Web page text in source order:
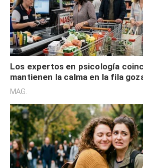
Los expertos en psicología
mantienen la calma en la fila
cognitiva, gratitud y no solo
MAG.